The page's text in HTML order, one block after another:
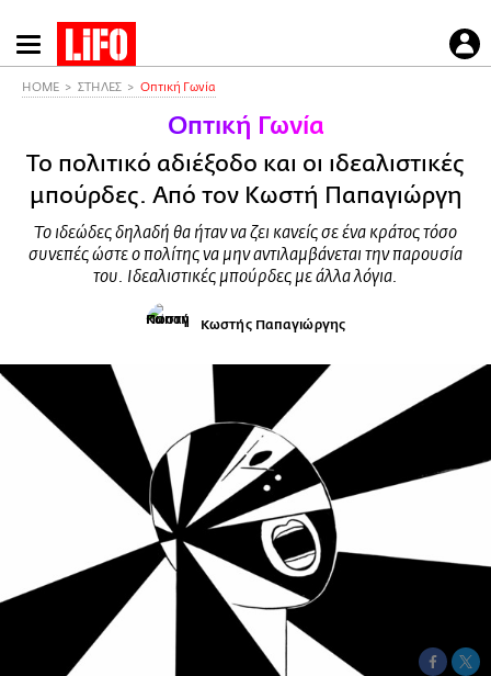
Παράκαμψη
προς
HOME ΣΤΗΛΕΣ Οπτική Γωνία
Οπτική Γωνία
Το πολιτικό αδιέξοδο και οι ιδεαλιστικές
μπούρδες. Από τον Κωστή Παπαγιώργη
Το ιδεώδες δηλαδή θα ήταν να ζει κανείς σε ένα κράτος τόσο
συνεπές ώστε ο πολίτης να μην αντιλαμβάνεται την παρουσία
του. Ιδεαλιστικές μπούρδες με άλλα λόγια.
Κωστής Παπαγιώργης